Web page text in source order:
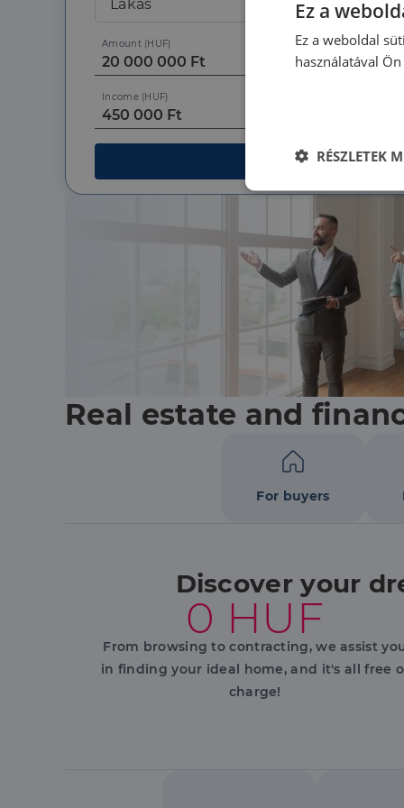
Lakás
Amount (HUF)
Income (HUF)
Real estate and
For buyers
Discover your
0 HUF
From browsing to contracting, we assist
in finding your ideal home, and it's all free
charge!
Ez a
Ez a weboldal
használatával
RÉSZLETEK
Az
fiókkezelést. A
Név
Név
lidc
Név
IDE
Google
Név
Szolgáltató
Domain
_lang